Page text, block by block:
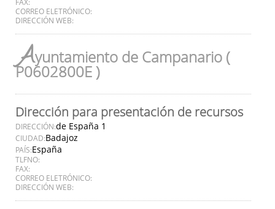
FAX:
CORREO ELETRÓNICO:
DIRECCIÓN WEB:
Ayuntamiento de Campanario (
P0602800E )
Dirección para presentación de recursos
DIRECCIÓN:de España 1
CIUDAD:Badajoz
PAÍS:España
TLFNO:
FAX:
CORREO ELETRÓNICO:
DIRECCIÓN WEB: